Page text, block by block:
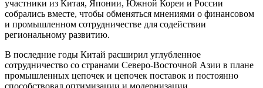
участники из Китая, Японии, Южной Кореи и России
собрались вместе, чтобы обменяться мнениями о финансовом
и промышленном сотрудничестве для содействии
региональному развитию.
В последние годы Китай расширил углубленное
сотрудничество со странами Северо-Восточной Азии в плане
промышленных цепочек и цепочек поставок и постоянно